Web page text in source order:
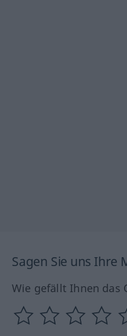
Sagen Sie uns Ihre
Wie gefällt Ihnen das